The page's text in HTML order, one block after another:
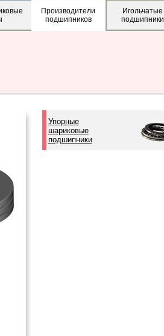
Производители
подшипников
Игольчатые
подшипники
Упорные
шариковые
подшипники